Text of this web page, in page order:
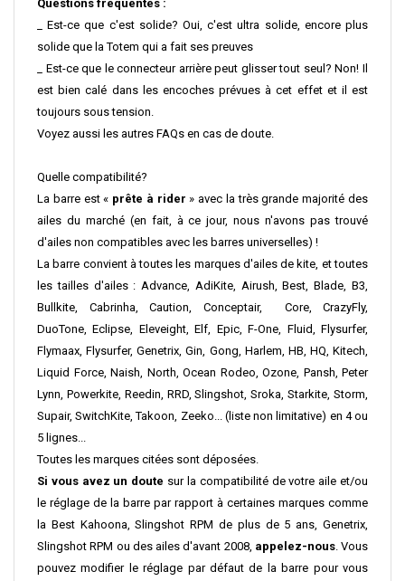
Questions fréquentes :
_ Est-ce que c'est solide? Oui, c'est ultra solide, encore plus
solide que la Totem qui a fait ses preuves
Est-ce que le connecteur arrière peut glisser tout seul? Non! Il
est bien calé dans les encoches prévues à cet effet et il est
toujours sous tension.
Voyez aussi les autres FAQs en cas de doute.
Quelle compatibilité?
La barre est « prête à rider » avec la très grande majorité des
ailes du marché (en fait, à ce jour, nous n'avons pas trouvé
d'ailes non compatibles avec les barres universelles) !
La barre convient à toutes les marques d'ailes de kite, et toutes
les tailles d'ailes : Advance, AdiKite, Airush, Best, Blade, B3,
Bullkite, Cabrinha, Caution, Conceptair, Core, CrazyFly,
DuoTone, Eclipse, Eleveight, Elf, Epic, F-One, Fluid, Flysurfer,
Flymaax, Flysurfer, Genetrix, Gin, Gong, Harlem, HB, HQ, Kitech,
Liquid Force, Naish, North, Ocean Rodeo, Ozone, Pansh, Peter
Lynn, Powerkite, Reedin, RRD, Slingshot, Sroka, Starkite, Storm,
Supair, SwitchKite, Takoon, Zeeko... (liste non limitative) en 4 ou
5 lignes...
Toutes les marques citées sont déposées.
Si vous avez un doute sur la compatibilité de votre aile et/ou
le réglage de la barre par rapport à certaines marques comme
la Best Kahoona, Slingshot RPM de plus de 5 ans, Genetrix,
Slingshot RPM ou des ailes d'avant 2008, appelez-nous. Vous
pouvez modifier le réglage par défaut de la barre pour vous